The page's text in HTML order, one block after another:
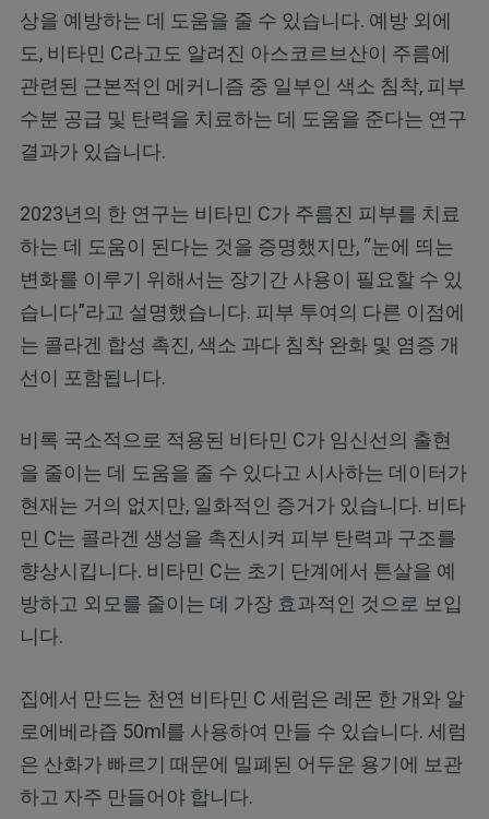
상을 예방하는 데 도움을 줄 수 있습니다. 예방 외에
도, 비타민 C라고도 알려진 아스코르브산이 주름에
관련된 근본적인 메커니즘 중 일부인 색소 침착, 피부
수분 공급 및 탄력을 치료하는 데 도움을 준다는 연구
결과가 있습니다.
2023년의 한 연구는 비타민 C가 주름진 피부를 치료
하는 데 도움이 된다는 것을 증명했지만, “눈에 띄는
변화를 이루기 위해서는 장기간 사용이 필요할 수 있
습니다”라고 설명했습니다. 피부 투여의 다른 이점에
는 콜라겐 합성 촉진, 색소 과다 침착 완화 및 염증 개
선이 포함됩니다.
비록 국소적으로 적용된 비타민 C가 임신선의 출현
을 줄이는 데 도움을 줄 수 있다고 시사하는 데이터가
현재는 거의 없지만, 일화적인 증거가 있습니다. 비타
민 C는 콜라겐 생성을 촉진시켜 피부 탄력과 구조를
향상시킵니다. 비타민 C는 초기 단계에서 튼살을 예
방하고 외모를 줄이는 데 가장 효과적인 것으로 보입
니다.
집에서 만드는 천연 비타민 C 세럼은 레몬 한 개와 알
로에베라즙 50ml를 사용하여 만들 수 있습니다. 세럼
은 산화가 빠르기 때문에 밀폐된 어두운 용기에 보관
하고 자주 만들어야 합니다.